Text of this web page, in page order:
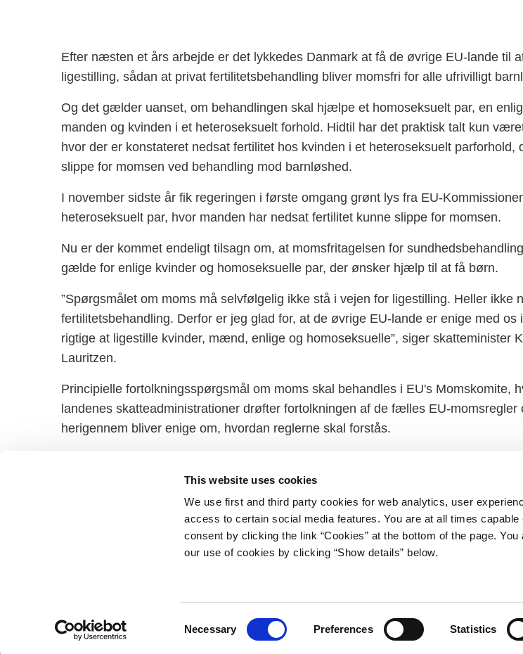
This website uses cookies
We use first and third party cookies for web analytics, user
access to certain social media features. You are at all times
consent by clicking the link “Cookies” at the bottom of the page.
our use of cookies by clicking “Show details” below.
Necessary Preferences Statistics
Efter næsten et års arbejde er det lykkedes Danmark at få de øvrige EU-lande til
ligestilling, sådan at privat fertilitetsbehandling bliver momsfri for alle ufrivilligt
Og det gælder uanset, om behandlingen skal hjælpe et homoseksuelt par, en
manden og kvinden i et heteroseksuelt forhold. Hidtil har det praktisk talt kun
hvor der er konstateret nedsat fertilitet hos kvinden i et heteroseksuelt parforhold,
slippe for momsen ved behandling mod barnløshed.
I november sidste år fik regeringen i første omgang grønt lys fra EU-
heteroseksuelt par, hvor manden har nedsat fertilitet kunne slippe for momsen.
Nu er der kommet endeligt tilsagn om, at momsfritagelsen for
gælde for enlige kvinder og homoseksuelle par, der ønsker hjælp til at få børn.
”Spørgsmålet om moms må selvfølgelig ikke stå i vejen for ligestilling. Heller ikke
fertilitetsbehandling. Derfor er jeg glad for, at de øvrige EU-lande er enige med os
rigtige at ligestille kvinder, mænd, enlige og homoseksuelle”, siger skatteminister
Lauritzen.
Principielle fortolkningsspørgsmål om moms skal behandles i EU's Momskomite,
landenes skatteadministrationer drøfter fortolkningen af de fælles EU-momsregler
herigennem bliver enige om, hvordan reglerne skal forstås.
momsfritagelse af fertilitetsbehandling til alle.
E-mail: